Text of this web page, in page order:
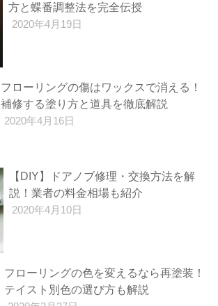
方と蝶番調整法を完全伝授
2020年4月19日
フローリングの傷はワックスで消える！
補修する塗り方と道具を徹底解説
2020年4月16日
【DIY】ドアノブ修理・交換方法を解
説！業者の料金相場も紹介
2020年4月10日
フローリングの色を変えるなら再塗装！
テイスト別色の選び方も解説